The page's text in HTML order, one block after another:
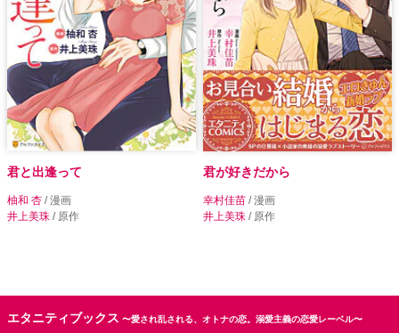
君と出逢って
柚和 杏 / 漫画
井上美珠 / 原作
君が好きだから
幸村佳苗 / 漫画
井上美珠 / 原作
エタニティブックス 〜愛され乱される、オトナの恋。溺愛主義の恋愛レーベル〜